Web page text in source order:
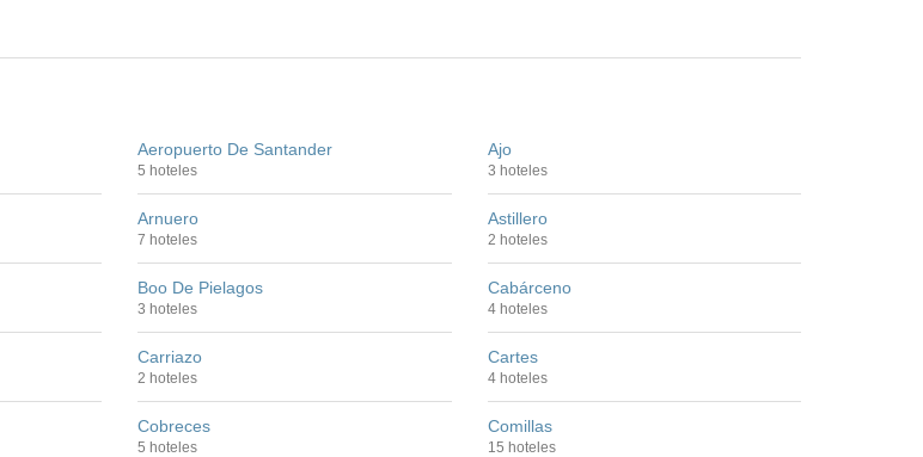
Aeropuerto De Santander
5 hoteles
Ajo
3 hoteles
Arnuero
7 hoteles
Astillero
2 hoteles
Boo De Pielagos
3 hoteles
Cabárceno
4 hoteles
Carriazo
2 hoteles
Cartes
4 hoteles
Cobreces
5 hoteles
Comillas
15 hoteles